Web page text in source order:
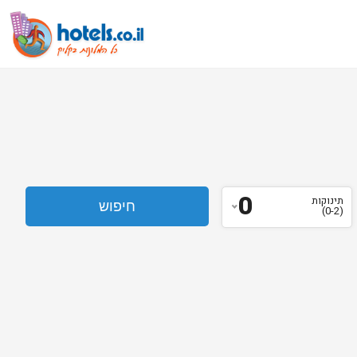
תינוקות
(0-2)
0